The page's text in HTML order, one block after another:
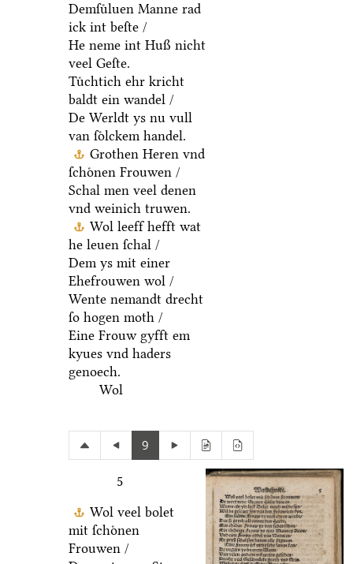
Demſuͤluen Manne rad
ick int beſte /
He neme int Huß nicht
veel Geſte.
Tuͤchtich ehr kricht
baldt ein wandel /
De Werldt ys nu vull
van ſoͤlckem handel.
Grothen Heren vnd
ſchoͤnen Frouwen /
Schal men veel denen
vnd weinich truwen.
Wol leeff hefft wat
he leuen ſchal /
Dem ys mit einer
Ehefrouwen wol /
Wente nemandt drecht
ſo hogen moth /
Eine Frouw gyfft em
kyues vnd haders
genoech.
Wol
9
5
Wol veel bolet
mit ſchoͤnen
Frouwen /